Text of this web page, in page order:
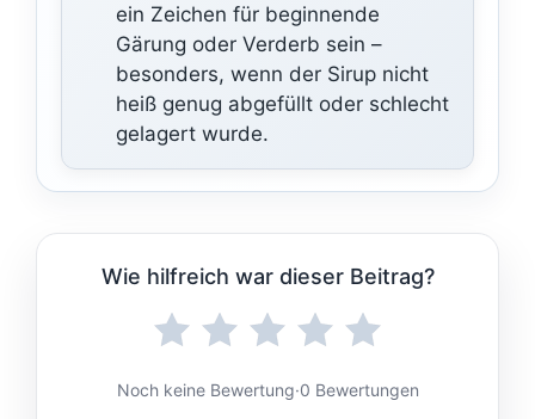
ein Zeichen für beginnende
Gärung oder Verderb sein –
besonders, wenn der Sirup nicht
heiß genug abgefüllt oder schlecht
gelagert wurde.
Wie hilfreich war dieser Beitrag?
Noch keine Bewertung·0 Bewertungen